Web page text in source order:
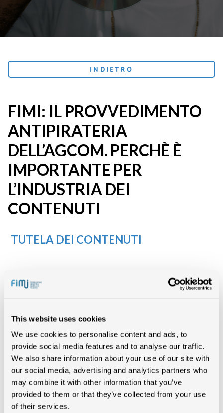
This website uses cookies
We use cookies to personalise content and ads, to
provide social media features and to analyse our traffic.
We also share information about your use of our site with
our social media, advertising and analytics partners who
may combine it with other information that you’ve
provided to them or that they’ve collected from your use
of their services.
INDIETRO
FIMI: IL PROVVEDIMENTO
ANTIPIRATERIA
DELL’AGCOM. PERCHÈ È
IMPORTANTE PER
L’INDUSTRIA DEI
CONTENUTI
TUTELA DEI CONTENUTI
spettacolo, all’audiovisivo e al software videoludico, ha oggi ribadito
provvedimento che contiene
misure incisive contro la pirateria digitali, quali il blocco dei siti illegali.
L’occasione è stato un convegno organizzato dall’Università Luiss di
Roma con la partecipazione dei più importanti settori dell’industria
culturale e di intrattenimento sul tema dei nuovi modelli di business per
lo sviluppo dei contenuti online sulle reti digitali.
La pirateria digitale rappresenta oggi il principale ostacolo allo sviluppo
del mercato legale, al rilancio dell’industria culturale un freno
all’innovazione e alla creatività nel nostro Paese. E’ evidente quindi
come questo fenomeno sia diventato inaccettabile, divenendo una